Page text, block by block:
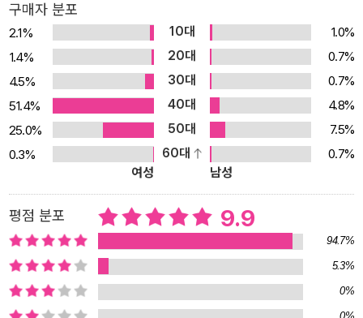
구매자 분포
2.1% 10대
1.0%
1.4%
20대
0.7%
4.5%
30대
0.7%
51.4%
40대
4.8%
25.0%
50대
7.5%
0.3%
60대
0.7%
여성
남성
평점 분포 9.9
94.7%
5.3%
0%